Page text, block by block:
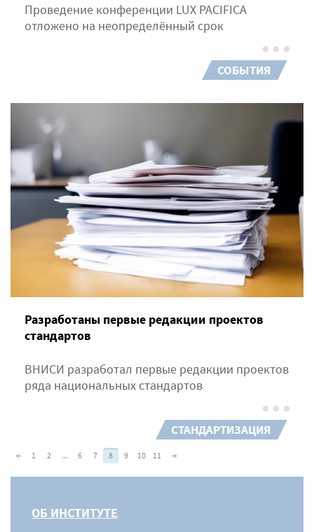
Проведение конференции LUX PACIFICA
отложено на неопределённый срок
СОБЫТИЯ
Разработаны первые редакции проектов
стандартов
ВНИСИ разработал первые редакции проектов
ряда национальных стандартов
СТАНДАРТИЗАЦИЯ
← 1 2 ... 6 7 8 9 10 11 →
ОБ ИНСТИТУТЕ